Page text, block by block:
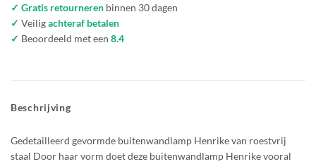
✓ Gratis retourneren binnen 30 dagen
✓ Veiligachteraf betalen
✓ Beoordeeld met een 8.4
Beschrijving
Gedetailleerd gevormde buitenwandlamp Henrike van roestvrij
staal Door haar vorm doet deze buitenwandlamp Henrike vooral